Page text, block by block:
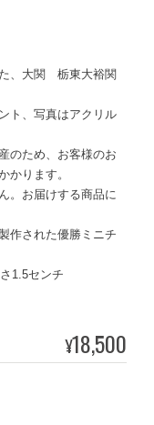
、大関 栃東大裕関
ト、写真はアクリル
のため、お客様のお
かります。
。お届けする商品に
作された優勝ミニチ
1.5センチ
¥18,500